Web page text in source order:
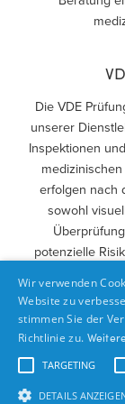
Die VDE
unserer
Inspektionen
erfolgen nach
sowohl
potenzielle
Unterstützung
Wir verwenden
Website zu
stimmen Sie der
Richtlinie zu.
TARGETING
DETAILS